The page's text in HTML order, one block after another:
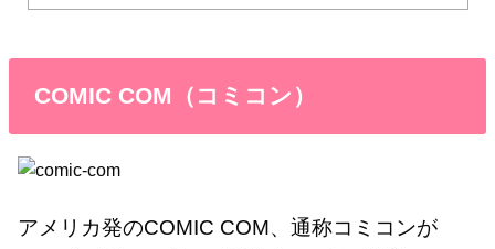
COMIC COM（コミコン）
アメリカ発のCOMIC COM、通称コミコンが